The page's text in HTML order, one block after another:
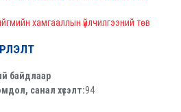
хамгааллын үйлчилгээний төв
байдлаар
санал хүсэлт:94